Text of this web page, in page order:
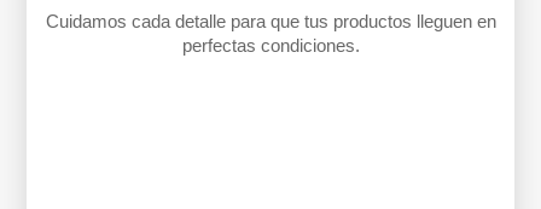
Cuidamos cada detalle para que tus productos lleguen en
perfectas condiciones.